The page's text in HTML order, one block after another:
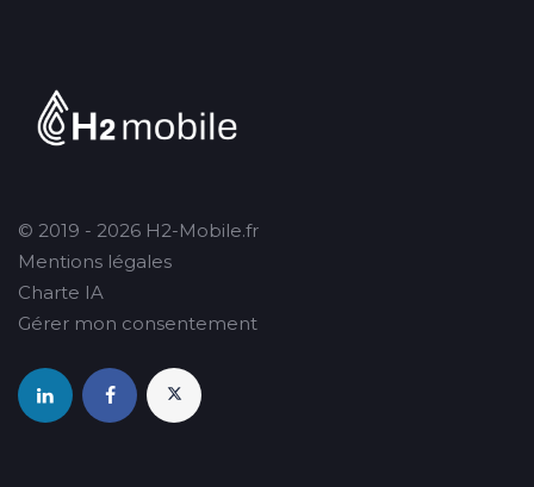
© 2019 - 2026 H2-Mobile.fr
Mentions légales
Charte IA
Gérer mon consentement